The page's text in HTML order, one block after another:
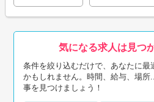
気になる求人は見つ
条件を絞り込むだけで、あなたに最
かもしれません。時間、給与、場
事を見つけましょう！